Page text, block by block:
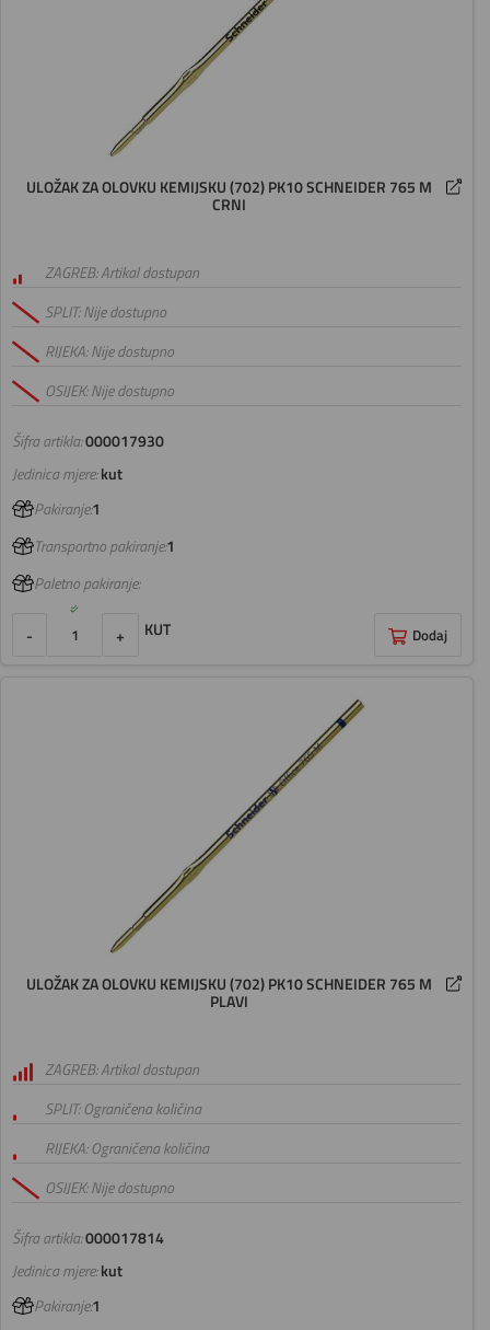
ULOŽAK ZA OLOVKU KEMIJSKU (702) PK10 SCHNEIDER 765 M
CRNI
Šifra artikla:000017930
ZAGREB: Artikal dostupan
SPLIT: Nije dostupno
RIJEKA: Nije dostupno
OSIJEK: Nije dostupno
Jedinica mjere:kut
Pakiranje:1
Transportno pakiranje:1
Paletno pakiranje:
- + KUT Dodaj
ULOŽAK ZA OLOVKU KEMIJSKU (702) PK10 SCHNEIDER 765 M
PLAVI
Šifra artikla:000017814
ZAGREB: Artikal dostupan
SPLIT: Ograničena količina
RIJEKA: Ograničena količina
OSIJEK: Nije dostupno
Jedinica mjere:kut
Pakiranje:1